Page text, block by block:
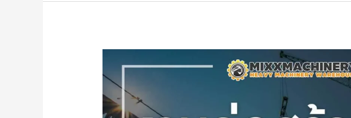
ก่อสร้าง
กับ
เครื่องจักร
กล